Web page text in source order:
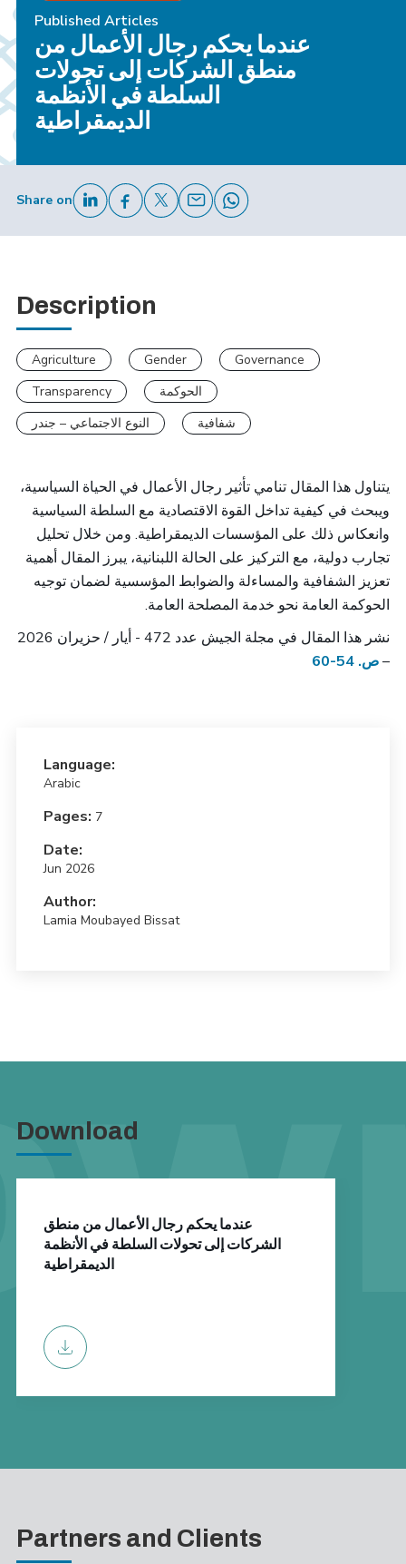
Published Articles
عندما يحكم رجال الأعمال من
منطق الشركات إلى تحولات
السلطة في الأنظمة
الديمقراطية
Share on
Description
Agriculture Gender
Governance
Transparency
الحوكمة
النوع الاجتماعي – جندر
شفافية
يتناول هذا المقال تنامي تأثير رجال الأعمال في الحياة السياسية،
ويبحث في كيفية تداخل القوة الاقتصادية مع السلطة السياسية
وانعكاس ذلك على المؤسسات الديمقراطية. ومن خلال تحليل
تجارب دولية، مع التركيز على الحالة اللبنانية، يبرز المقال أهمية
تعزيز الشفافية والمساءلة والضوابط المؤسسية لضمان توجيه
الحوكمة العامة نحو خدمة المصلحة العامة.
نشر هذا المقال في مجلة الجيش عدد 472 - أيار / حزيران 2026
–ص. 54-60
Language:
Arabic
Pages: 7
Date:
Jun 2026
Author:
Lamia Moubayed Bissat
Download
عندما يحكم رجال الأعمال من منطق
الشركات إلى تحولات السلطة في الأنظمة
الديمقراطية
Partners and Clients